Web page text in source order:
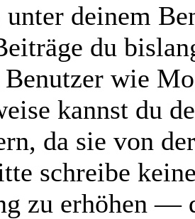
unter deinem
du
wie
kannst du
da sie von
schreibe
zu erhöhen —